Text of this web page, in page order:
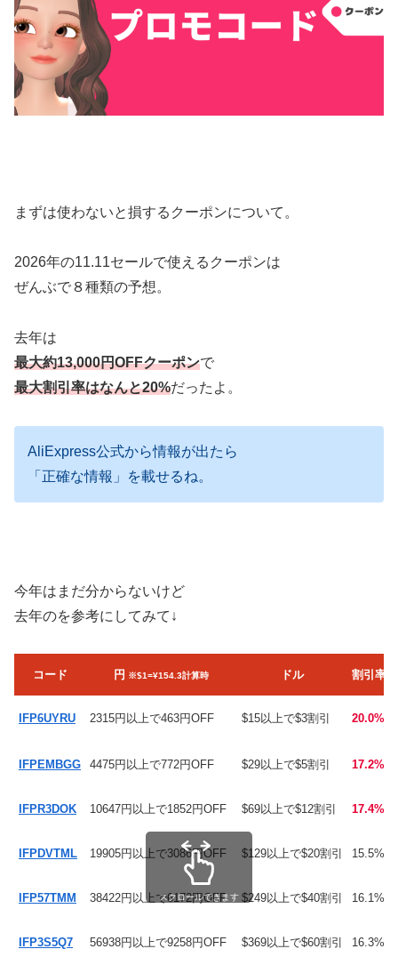
まずは使わないと損するクーポンについて。
2026年の11.11セールで使えるクーポンは
ぜんぶで８種類の予想。
去年は
最大約13,000円OFFクーポンで
最大割引率はなんと20%だったよ。
AliExpress公式から情報が出たら
「正確な情報」を載せるね。
今年はまだ分からないけど
去年のを参考にしてみて↓
コード 円 ※$1=¥154.3計算時 ドル 割引率
IFP6UYRU 2315円以上で463円OFF $15以上で$3割引 20.0%
IFPEMBGG 4475円以上で772円OFF $29以上で$5割引 17.2%
IFPR3DOK 10647円以上で1852円OFF $69以上で$12割引 17.4%
IFPDVTML 19905円以上で3086円OFF $129以上で$20割引 15.5%
IFP57TMM 38422円以上で6172円OFF $249以上で$40割引 16.1%
IFP3S5Q7 56938円以上で9258円OFF $369以上で$60割引 16.3%
スクロールできます